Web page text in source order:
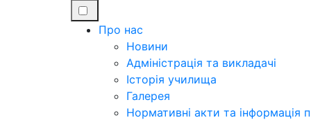
Про нас
Новини
Адміністрація та викладачі
Історія училища
Галерея
Нормативні акти та інформація